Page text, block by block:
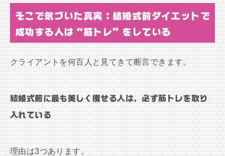
そこで気づいた真実：結婚式前ダイエットで
成功する人は“筋トレ”をしている
クライアントを何百人と見てきて断言できます。
結婚式前に最も美しく痩せる人は、必ず筋トレを取り
入れている
理由は3つあります。